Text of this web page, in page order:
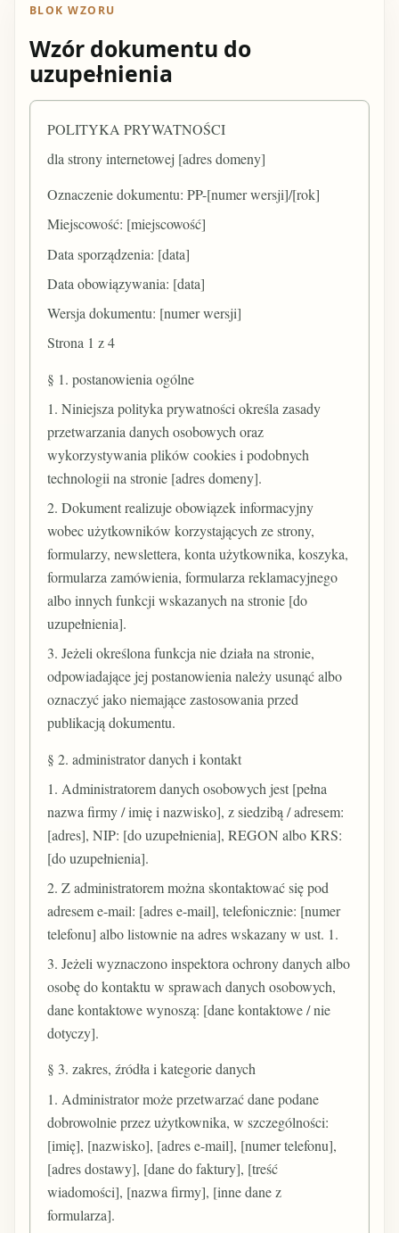
BLOK WZORU
Wzór dokumentu do
uzupełnienia
POLITYKA PRYWATNOŚCI
dla strony internetowej [adres domeny]
Oznaczenie dokumentu: PP-[numer wersji]/[rok]
Miejscowość: [miejscowość]
Data sporządzenia: [data]
Data obowiązywania: [data]
Wersja dokumentu: [numer wersji]
Strona 1 z 4
§ 1. postanowienia ogólne
1. Niniejsza polityka prywatności określa zasady
przetwarzania danych osobowych oraz
wykorzystywania plików cookies i podobnych
technologii na stronie [adres domeny].
2. Dokument realizuje obowiązek informacyjny
wobec użytkowników korzystających ze strony,
formularzy, newslettera, konta użytkownika, koszyka,
formularza zamówienia, formularza reklamacyjnego
albo innych funkcji wskazanych na stronie [do
uzupełnienia].
3. Jeżeli określona funkcja nie działa na stronie,
odpowiadające jej postanowienia należy usunąć albo
oznaczyć jako niemające zastosowania przed
publikacją dokumentu.
§ 2. administrator danych i kontakt
1. Administratorem danych osobowych jest [pełna
nazwa firmy / imię i nazwisko], z siedzibą / adresem:
[adres], NIP: [do uzupełnienia], REGON albo KRS:
[do uzupełnienia].
2. Z administratorem można skontaktować się pod
adresem e-mail: [adres e-mail], telefonicznie: [numer
telefonu] albo listownie na adres wskazany w ust. 1.
3. Jeżeli wyznaczono inspektora ochrony danych albo
osobę do kontaktu w sprawach danych osobowych,
dane kontaktowe wynoszą: [dane kontaktowe / nie
dotyczy].
§ 3. zakres, źródła i kategorie danych
1. Administrator może przetwarzać dane podane
dobrowolnie przez użytkownika, w szczególności:
[imię], [nazwisko], [adres e-mail], [numer telefonu],
[adres dostawy], [dane do faktury], [treść
wiadomości], [nazwa firmy], [inne dane z
formularza].